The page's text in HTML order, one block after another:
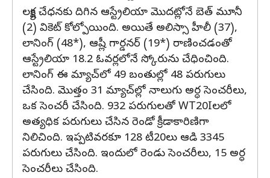
లక్ష్య చేధనకు దిగిన ఆస్ట్రేలియా మొదట్లోనే బెత్ మూనీ
(2) వికెట్ కోల్పోయింది. అయితే అలిస్సా హీలీ (37),
లానింగ్ (48*), ఆష్లీ గార్డనర్ (19*) రాణించడంతో
ఆస్ట్రేలియా 18.2 ఓవర్లలోనే స్కోరును చేధించింది.
లానింగ్ ఈ మ్యాచ్‌లో 49 బంతుల్లో 48 పరుగులు
చేసింది. మొత్తం 31 మ్యాచ్‌ల్లో నాలుగు అర్ధ సెంచరీలు,
ఒక సెంచరీ చేసింది. 932 పరుగులతో WT20Iలలో
అత్యధిక పరుగులు చేసిన రెండో క్రీడాకారిణిగా
నిలిచింది. ఇప్పటివరకూ 128 టీ20లు ఆడి 3345
పరుగులు చేసింది. ఇందులో రెండు సెంచరీలు, 15 అర్ధ
సెంచరీలు చేసింది.